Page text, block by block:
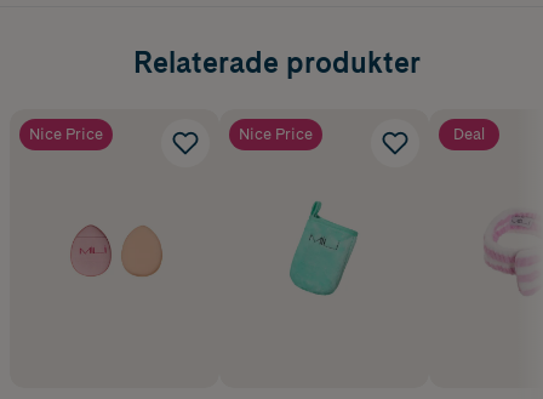
Relaterade produkter
Nice Price Nice Price Deal